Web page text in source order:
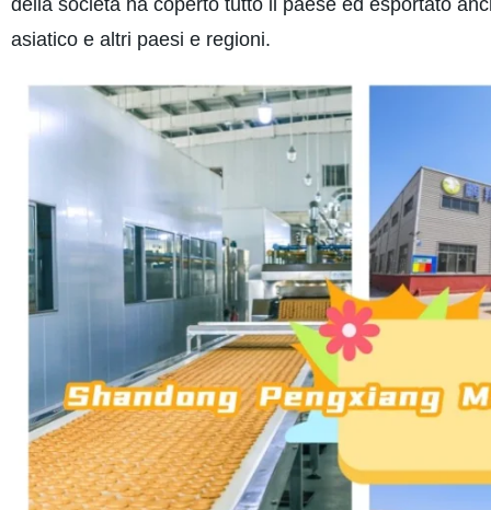
della società ha coperto tutto il paese ed esportato
asiatico e altri paesi e regioni.